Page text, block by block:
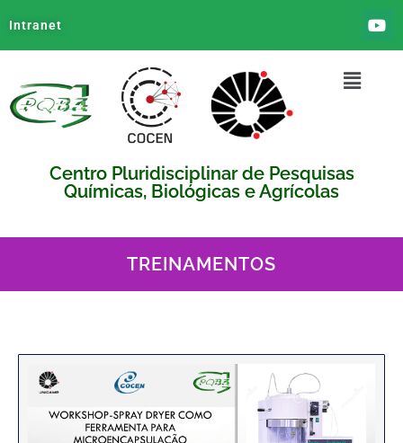
Intranet
Centro Pluridisciplinar de Pesquisas
Químicas, Biológicas e Agrícolas
TREINAMENTOS